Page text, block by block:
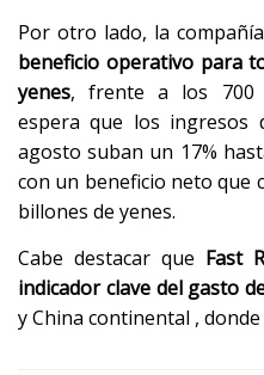
Por otro lado, la
beneficio operativo para
yenes, frente a los 700
espera que los ingresos
agosto suban un 17%
con un beneficio neto que
billones de yenes.
Cabe destacar que Fast
indicador clave del gasto
y China continental ,